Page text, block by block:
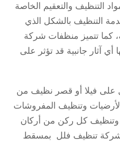
التنظيف والتعقيم الخاصة
التنظيف بالشكل الذي
كما تتميز منظفات شركة
آثار جانبية قد تؤثر على
على فيلا أو قصر نظيف من
الأرضيات وتنظيف المفروشات
وتنظيف كل ركن من أركان
شركة تنظيف فلل بمسقط